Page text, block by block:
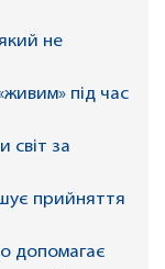
не
під час
світ за
прийняття
допомагає